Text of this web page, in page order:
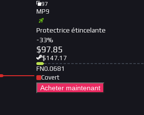
97
MP9
Protectrice étincelante
-33%
$97.85
$147.17
FN0.0681
Covert
Acheter maintenant